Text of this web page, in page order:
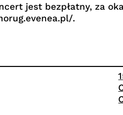
jest bezpłatny, za
.